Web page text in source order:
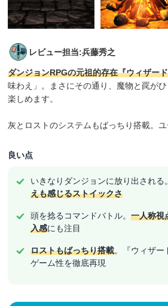
レビュー担当:兵藤秀之
ダンジョンRPGの元祖的存在『ウィザー
味わえ」。まさにその通り、魔物と罠が
楽しめます。
灰とロストのシステムもばっちり搭載。
良い点
いきなりダンジョンに放り出される
えも感じるストイックさ
頭を捻るコマンドバトル。一人称視
入感にも注目
ロストもばっちり搭載。『ウィザー
ゲーム性を徹底再現